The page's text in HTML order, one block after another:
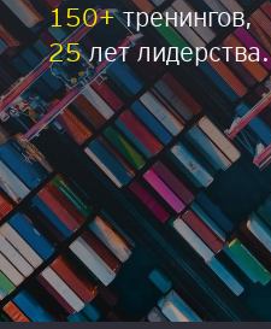
150+тренингов,
25лет лидерства.